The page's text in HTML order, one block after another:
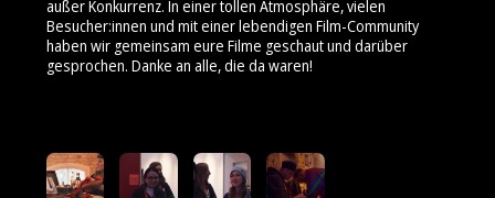
außer Konkurrenz. In einer tollen Atmosphäre, vielen
Besucher:innen und mit einer lebendigen Film-Community
haben wir gemeinsam eure Filme geschaut und darüber
gesprochen. Danke an alle, die da waren!